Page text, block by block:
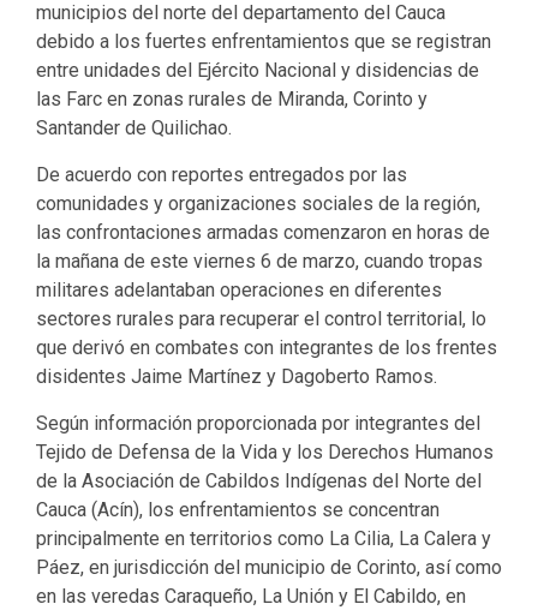
municipios del norte del departamento del Cauca
debido a los fuertes enfrentamientos que se registran
entre unidades del Ejército Nacional y disidencias de
las Farc en zonas rurales de Miranda, Corinto y
Santander de Quilichao.
De acuerdo con reportes entregados por las
comunidades y organizaciones sociales de la región,
las confrontaciones armadas comenzaron en horas de
la mañana de este viernes 6 de marzo, cuando tropas
militares adelantaban operaciones en diferentes
sectores rurales para recuperar el control territorial, lo
que derivó en combates con integrantes de los frentes
disidentes Jaime Martínez y Dagoberto Ramos.
Según información proporcionada por integrantes del
Tejido de Defensa de la Vida y los Derechos Humanos
de la Asociación de Cabildos Indígenas del Norte del
Cauca (Acín), los enfrentamientos se concentran
principalmente en territorios como La Cilia, La Calera y
Páez, en jurisdicción del municipio de Corinto, así como
en las veredas Caraqueño, La Unión y El Cabildo, en